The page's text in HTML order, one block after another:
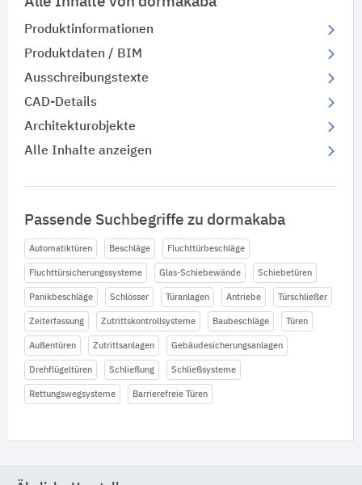
Produktinformationen
Produktdaten / BIM
Ausschreibungstexte
CAD-Details
Architekturobjekte
Alle Inhalte anzeigen
Passende Suchbegriffe zu dormakaba
Automatiktüren Beschläge Fluchttürbeschläge
Fluchttürsicherungssysteme Glas-Schiebewände Schiebetüren
Panikbeschläge Schlösser Türanlagen Antriebe Türschließer
Zeiterfassung Zutrittskontrollsysteme Baubeschläge Türen
Außentüren Zutrittsanlagen Gebäudesicherungsanlagen
Drehflügeltüren Schließung Schließsysteme
Rettungswegsysteme Barrierefreie Türen